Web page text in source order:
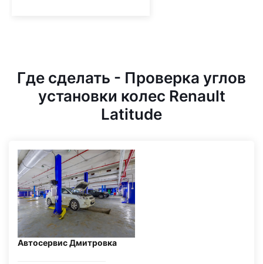
Где сделать - Проверка углов
установки колес Renault
Latitude
Автосервис Дмитровка